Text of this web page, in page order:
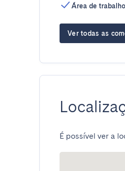
Área de trabalho
Ver todas as
É possível ver a